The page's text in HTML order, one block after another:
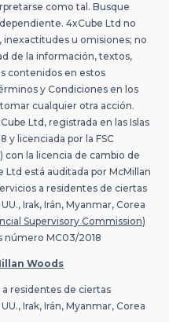
como tal. Busque
4xCube Ltd no
inexactitudes u omisiones; no
de la información, textos,
contenidos en estos
y Condiciones en los
cualquier otra acción.
Ltd, registrada en las Islas
y licenciada por la FSC
con la licencia de cambio de
Ltd está auditada por McMillan
a residentes de ciertas
Irak, Irán, Myanmar, Corea
Supervisory Commission)
número MC03/2018
Woods
residentes de ciertas
Irak, Irán, Myanmar, Corea